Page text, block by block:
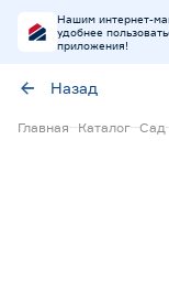
Нашим интернет-
удобнее
приложения!
Назад
Главная Каталог Сад